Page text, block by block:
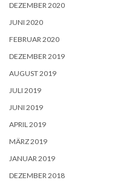
DEZEMBER 2020
JUNI 2020
FEBRUAR 2020
DEZEMBER 2019
AUGUST 2019
JULI 2019
JUNI 2019
APRIL 2019
MÄRZ 2019
JANUAR 2019
DEZEMBER 2018